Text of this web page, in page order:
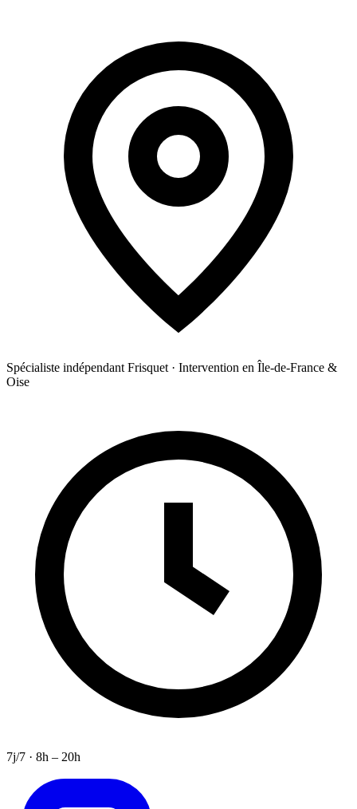
Spécialiste indépendant Frisquet · Intervention en Île-de-France &
Oise
7j/7 · 8h – 20h